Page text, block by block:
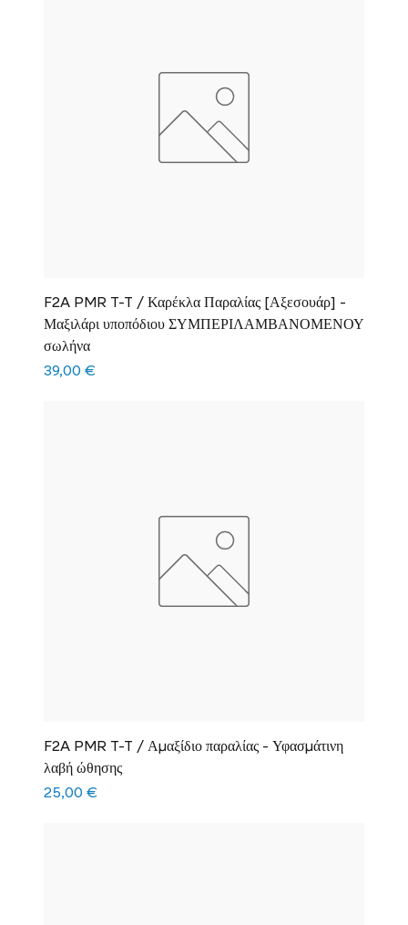
F2A PMR T-T / Καρέκλα Παραλίας [Αξεσουάρ] -
Μαξιλάρι υποπόδιου ΣΥΜΠΕΡΙΛΑΜΒΑΝΟΜΕΝΟΥ
σωλήνα
Τιμή
39,00 €
F2A PMR T-T / Αμαξίδιο παραλίας - Υφασμάτινη
λαβή ώθησης
Τιμή
25,00 €